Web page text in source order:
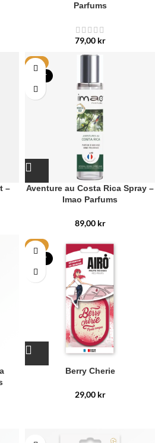
Parfums
79,00 kr
–
HET
NYTT
Aventure au Costa Rica Spray –
Imao Parfums
89,00 kr
HET
NYTT
Berry Cherie
29,00 kr